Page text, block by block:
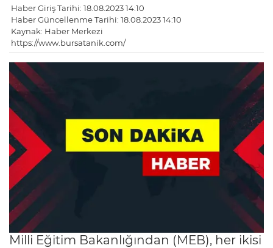
Haber Giriş Tarihi: 18.08.2023 14:10
Haber Güncellenme Tarihi: 18.08.2023 14:10
Kaynak: Haber Merkezi
https://www.bursatanik.com/
Milli Eğitim Bakanlığından (MEB), her ikisi